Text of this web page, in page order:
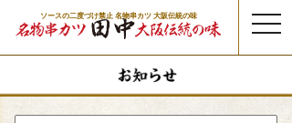
ソースの二度づけ禁止 名物串カツ 大阪伝統の味
t
o
g
l
i
a